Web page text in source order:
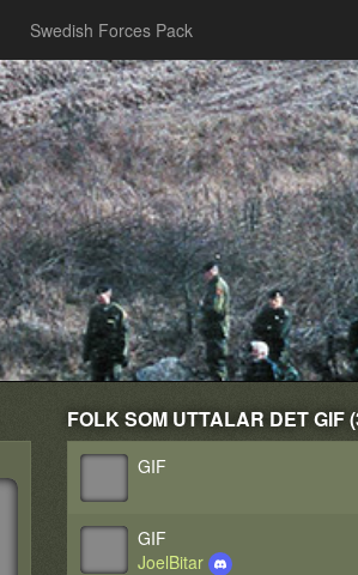
Swedish Forces Pack
FOLK SOM UTTALAR DET GIF
GIF
GIF
JoelBitar